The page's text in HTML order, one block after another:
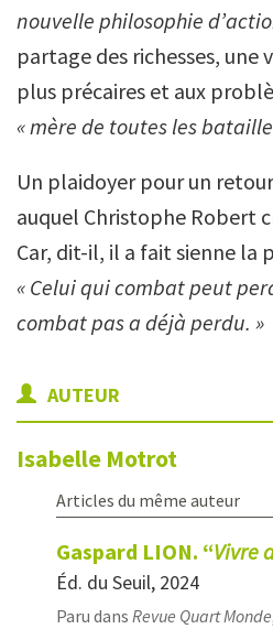
nouvelle philosophie
partage des richesses,
plus précaires et aux
« mère de toutes les
Un plaidoyer pour un
auquel Christophe Robert
Car, dit-il, il a fait sienne la
« Celui qui combat peut
combat pas a déjà perdu. »
AUTEUR
Isabelle Motrot
Articles du même auteur
Gaspard LION. “Vivre
Éd. du Seuil, 2024
Paru dans Revue Quart Monde